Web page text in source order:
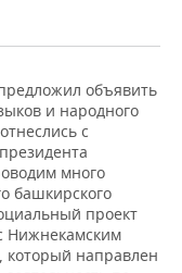
объявить
и народного
с
много
башкирского
проект
Нижнекамским
который направлен